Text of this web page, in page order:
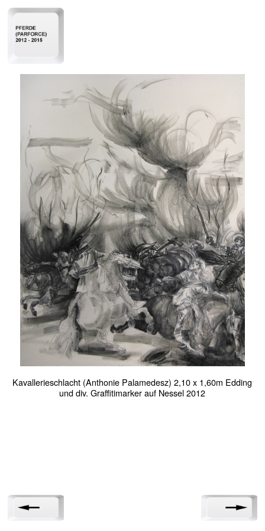
Kavallerieschlacht (Anthonie Palamedesz) 2,10 x 1,60m Edding
und div. Graffitimarker auf Nessel 2012